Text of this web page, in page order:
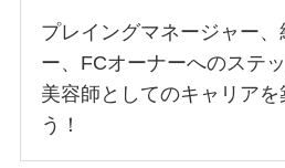
プレイングマネージャー、
ー、FCオーナーへのステ
美容師としてのキャリアを
う！